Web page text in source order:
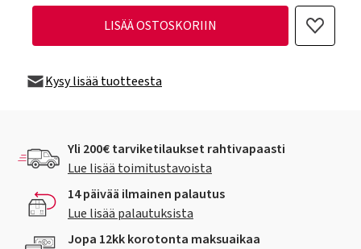
LISÄÄ OSTOSKORIIN
Kysy lisää tuotteesta
Yli 200€ tarviketilaukset rahtivapaasti
Lue lisää toimitustavoista
14 päivää ilmainen palautus
Lue lisää palautuksista
Jopa 12kk korotonta maksuaikaa